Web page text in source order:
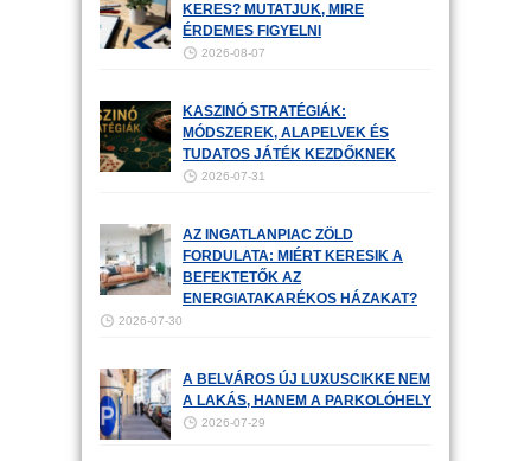
KERES? MUTATJUK, MIRE
ÉRDEMES FIGYELNI
2026-08-07
KASZINÓ STRATÉGIÁK:
MÓDSZEREK, ALAPELVEK ÉS
TUDATOS JÁTÉK KEZDŐKNEK
2026-07-31
AZ INGATLANPIAC ZÖLD
FORDULATA: MIÉRT KERESIK A
BEFEKTETŐK AZ
ENERGIATAKARÉKOS HÁZAKAT?
2026-07-30
A BELVÁROS ÚJ LUXUSCIKKE NEM
A LAKÁS, HANEM A PARKOLÓHELY
2026-07-29